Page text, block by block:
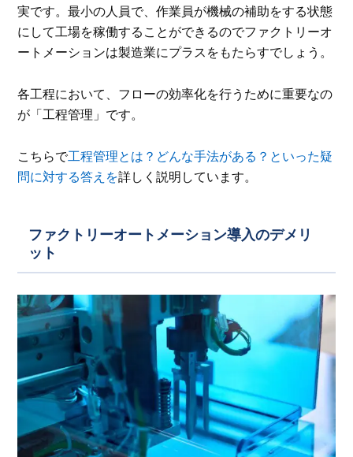
実です。最小の人員で、作業員が機械の補助をする状態
にして工場を稼働することができるのでファクトリーオ
ートメーションは製造業にプラスをもたらすでしょう。
各工程において、フローの効率化を行うために重要なの
が「工程管理」です。
こちらで工程管理とは？どんな手法がある？といった疑
問に対する答えを詳しく説明しています。
ファクトリーオートメーション導入のデメリ
ット